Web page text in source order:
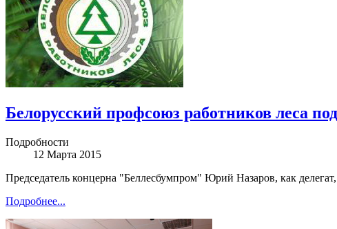
Белорусский профсоюз работников леса
Подробности
12 Марта 2015
Председатель концерна "Беллесбумпром" Юрий Назаров, как
Подробнее...